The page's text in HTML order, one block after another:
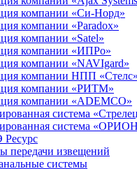
компании «Си-Норд»
компании «Paradox»
компании «Satel»
компании «ИПРо»
компании «NAVIgard»
компании НПП «Стелс»
компании «РИТМ»
компании «ADEMCO»
система
система
передачи извещений
системы